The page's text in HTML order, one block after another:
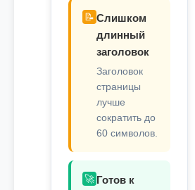
📝 Слишком
длинный
заголовок
Заголовок
страницы
лучше
сократить до
60 символов.
🚀 Готов к